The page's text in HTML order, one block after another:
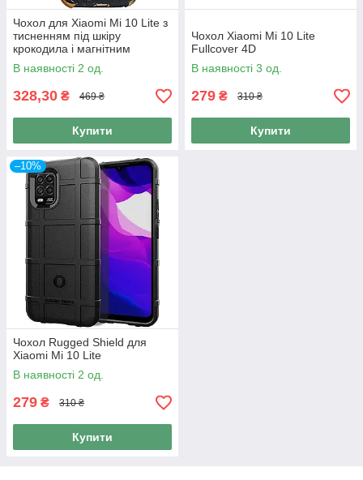
Чохол для Xiaomi Mi 10 Lite з
тисненням під шкіру
крокодила і магнітним
утримувачем
В наявності 2 од.
328,30 ₴ 469 ₴
Купити
Чохол Xiaomi Mi 10 Lite
Fullcover 4D
В наявності 3 од.
279 ₴ 310 ₴
Купити
–10%
Чохол Rugged Shield для
Xiaomi Mi 10 Lite
В наявності 2 од.
279 ₴ 310 ₴
Купити